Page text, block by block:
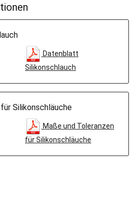
Datenblatt
Silikonschlauch
Silikonschläuche
Maße und Toleranzen
für Silikonschläuche